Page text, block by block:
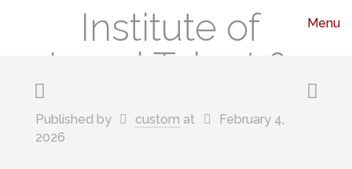
Institute of
Legal Talent &
Leadership
Menu
Published by custom at
February 4,
2026